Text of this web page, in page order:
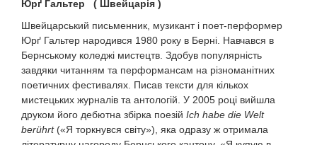
Юрґ Гальтер ( Швейцарія )
Швейцарський письменник, музикант і поет-перформер
Юрґ Гальтер народився 1980 року в Берні. Навчався в
Бернському коледжі мистецтв. Здобув популярність
завдяки читанням та перформансам на різноманітних
поетичних фестивалях. Писав тексти для кількох
мистецьких журналів та антологій. У 2005 році вийшла
друком його дебютна збірка поезій Ich habe die Welt
berührt(«Я торкнувся світу»), яка одразу ж отримала